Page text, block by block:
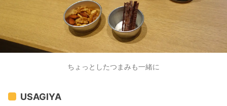
ちょっとしたつまみも一緒に
USAGIYA